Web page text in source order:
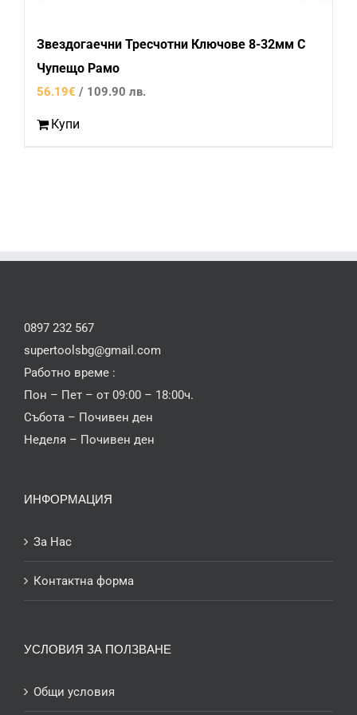
Звездогаечни Тресчотни Ключове 8-32мм С
Чупещо Рамо
56.19€ / 109.90 лв.
Купи
0897 232 567
supertoolsbg@gmail.com
Работно време :
Пон – Пет – от 09:00 – 18:00ч.
Събота – Почивен ден
Неделя – Почивен ден
ИНФОРМАЦИЯ
За Нас
Контактна форма
УСЛОВИЯ ЗА ПОЛЗВАНЕ
Общи условия